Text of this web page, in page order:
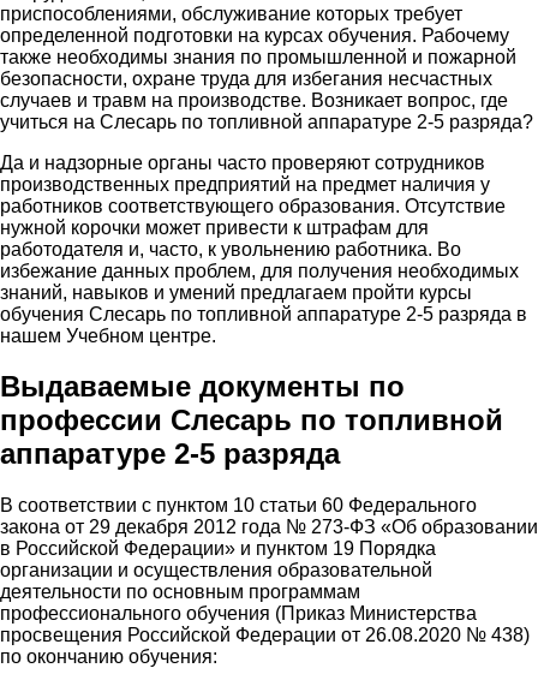
приспособлениями, обслуживание которых требует
определенной подготовки на курсах обучения. Рабочему
также необходимы знания по промышленной и пожарной
безопасности, охране труда для избегания несчастных
случаев и травм на производстве. Возникает вопрос, где
учиться на Слесарь по топливной аппаратуре 2-5 разряда?
Да и надзорные органы часто проверяют сотрудников
производственных предприятий на предмет наличия у
работников соответствующего образования. Отсутствие
нужной корочки может привести к штрафам для
работодателя и, часто, к увольнению работника. Во
избежание данных проблем, для получения необходимых
знаний, навыков и умений предлагаем пройти курсы
обучения Слесарь по топливной аппаратуре 2-5 разряда в
нашем Учебном центре.
Выдаваемые документы по
профессии Слесарь по топливной
аппаратуре 2-5 разряда
В соответствии с пунктом 10 статьи 60 Федерального
закона от 29 декабря 2012 года № 273-ФЗ «Об образовании
в Российской Федерации» и пунктом 19 Порядка
организации и осуществления образовательной
деятельности по основным программам
профессионального обучения (Приказ Министерства
просвещения Российской Федерации от 26.08.2020 № 438)
по окончанию обучения: